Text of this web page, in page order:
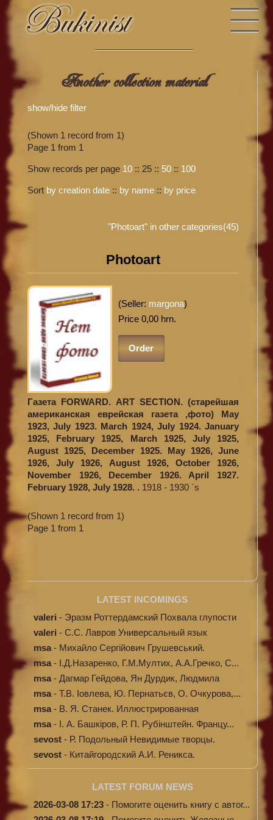
Another collection material
show/hide filter
(Shown 1 record from 1)
Page 1 from 1
Show records per page 10 :: 25 :: 50 :: 100
Sort by creation date :: by name :: by price
"Photoart" in other categories(45)
Photoart
(Seller: margona)
Price 0,00 hrn.
Order
Газета FORWARD. ART SECTION. (старейшая
американская еврейская газета ,фото) May
1923, July 1923. March 1924, July 1924. January
1925, February 1925, March 1925, July 1925,
August 1925, December 1925. May 1926, June
1926, July 1926, August 1926, October 1926,
November 1926, December 1926. April 1927.
February 1928, July 1928. . 1918 - 1930 `s
(Shown 1 record from 1)
Page 1 from 1
LATEST INCOMINGS
valeri - Эразм Роттердамский Похвала глупости
valeri - C.С. Лавров Универсальный язык
программи...
msa - Михайло Сергійович Грушевський.
Ілюстров...
msa - І.Д.Назаренко, Г.М.Мултих, А.А.Гречко, С...
msa - Дагмар Гейдова, Ян Дурдик, Людмила
Кибал...
msa - Т.В. Іовлева, Ю. Пернатьєв, О. Очкурова,...
msa - В. Я. Станек. Иллюстрированная
энциклопе...
msa - І. А. Башкіров, Р. П. Рубінштейн. Францу...
sevost - Р. Подольный Невидимые творцы.
sevost - Китайгородский А.И. Реникса.
LATEST FORUM NEWS
2026-03-08 17:23 - Помогите оценить книгу с автог...